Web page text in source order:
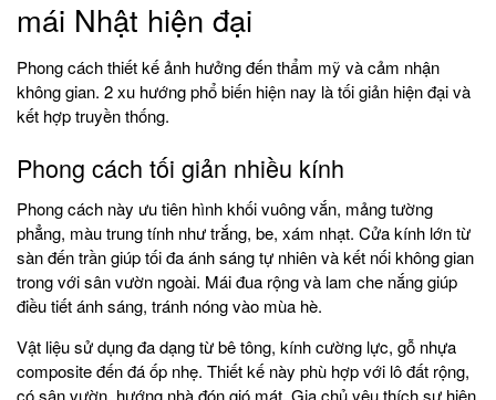
mái Nhật hiện đại
Phong cách thiết kế ảnh hưởng đến thẩm mỹ và cảm nhận
không gian. 2 xu hướng phổ biến hiện nay là tối giản hiện đại và
kết hợp truyền thống.
Phong cách tối giản nhiều kính
Phong cách này ưu tiên hình khối vuông vắn, mảng tường
phẳng, màu trung tính như trắng, be, xám nhạt. Cửa kính lớn từ
sàn đến trần giúp tối đa ánh sáng tự nhiên và kết nối không gian
trong với sân vườn ngoài. Mái đua rộng và lam che nắng giúp
điều tiết ánh sáng, tránh nóng vào mùa hè.
Vật liệu sử dụng đa dạng từ bê tông, kính cường lực, gỗ nhựa
composite đến đá ốp nhẹ. Thiết kế này phù hợp với lô đất rộng,
có sân vườn, hướng nhà đón gió mát. Gia chủ yêu thích sự hiện